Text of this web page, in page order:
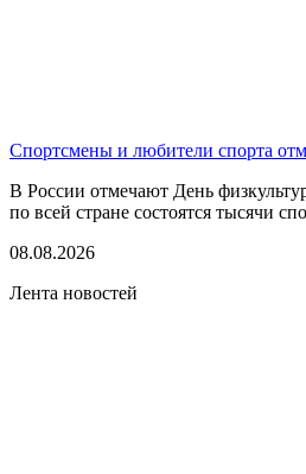
Спортсмены и любители спорта
В России отмечают День
по всей стране состоятся тысячи
08.08.2026
Лента новостей